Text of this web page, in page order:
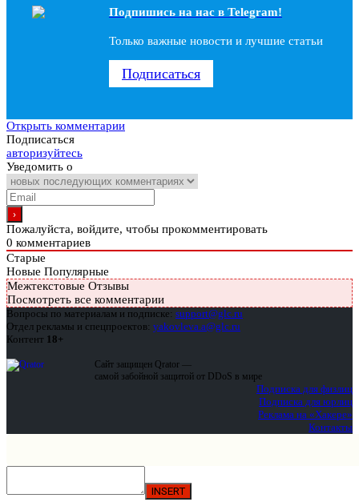
Подпишись на наc в Telegram!
Только важные новости и лучшие статьи
Подписаться
Открыть комментарии
Подписаться
авторизуйтесь
Уведомить о
Пожалуйста, войдите, чтобы прокомментировать
0 комментариев
Старые
Новые Популярные
Межтекстовые Отзывы
Посмотреть все комментарии
Вопросы по материалам и подписке: support@glc.ru
Отдел рекламы и спецпроектов: yakovleva.a@glc.ru
Контент 18+
Сайт защищен Qrator —
самой забойной защитой от DDoS в мире
Подписка для физлиц
Подписка для юрлиц
Реклама на «Хакере»
Контакты
INSERT